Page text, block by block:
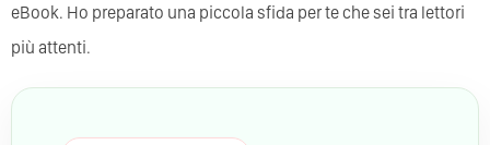
eBook. Ho preparato una piccola sfida per te che sei tra lettori
più attenti.